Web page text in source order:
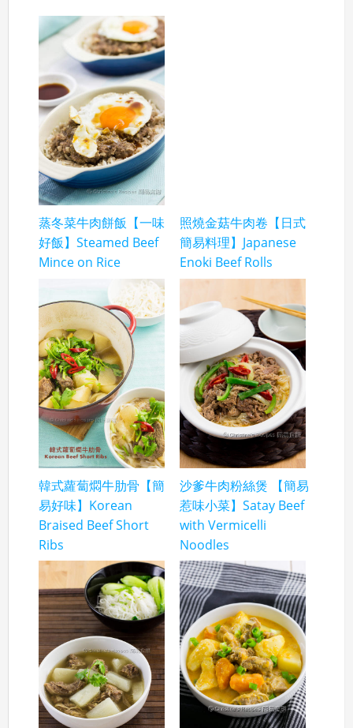
蒸冬菜牛肉餅飯【一味
好飯】Steamed Beef
Mince on Rice
照燒金菇牛肉卷【日式
簡易料理】Japanese
Enoki Beef Rolls
韓式蘿蔔燜牛肋骨【簡
易好味】Korean
Braised Beef Short
Ribs
沙爹牛肉粉絲煲 【簡易
惹味小菜】Satay Beef
with Vermicelli
Noodles